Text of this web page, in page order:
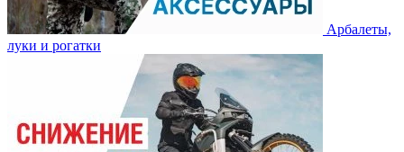
Арбалеты,
луки и рогатки